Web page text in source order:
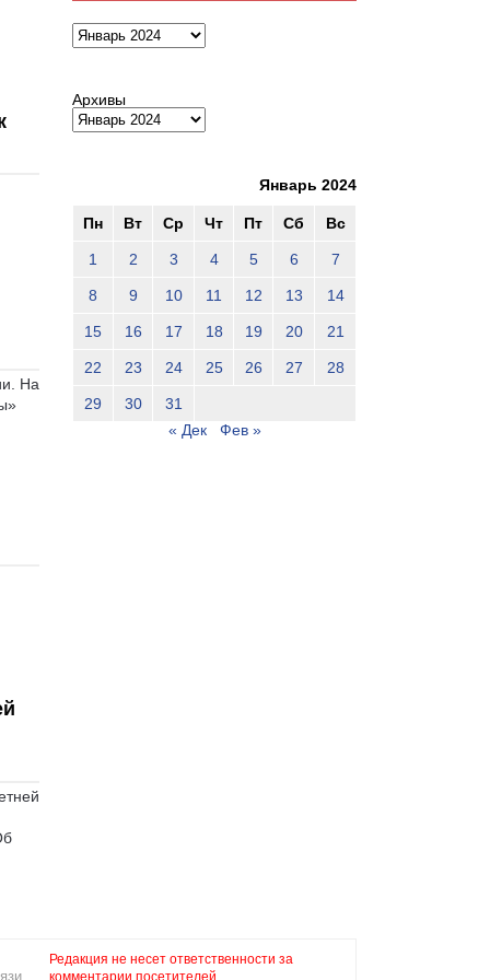
На
Архивы
Архивы
Январь 2024
Пн Вт Ср Чт Пт Сб Вс
1 2 3 4 5 6 7
8 9 10 11 12 13 14
15 16 17 18 19 20 21
22 23 24 25 26 27 28
29 30
31
« Дек
Фев »
Редакция не несет ответственности за
комментарии посетителей